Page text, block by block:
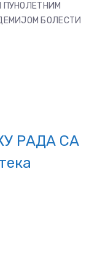
ПУНОЛЕТНИМ
БОЛЕСТИ
РАДА СА